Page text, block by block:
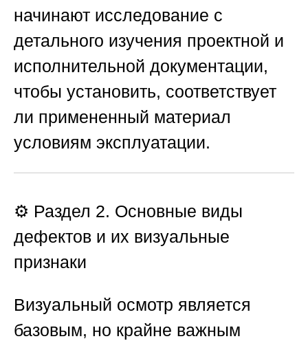
начинают исследование с
детального изучения проектной и
исполнительной документации,
чтобы установить, соответствует
ли примененный материал
условиям эксплуатации.
⚙️ Раздел 2. Основные виды
дефектов и их визуальные
признаки
Визуальный осмотр является
базовым, но крайне важным